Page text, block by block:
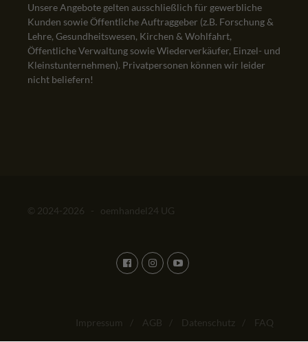
Unsere Angebote gelten ausschließlich für gewerbliche
Kunden sowie Öffentliche Auftraggeber (z.B. Forschung &
Lehre, Gesundheitswesen, Kirchen & Wohlfahrt,
Öffentliche Verwaltung sowie Wiederverkäufer, Einzel- und
Kleinstunternehmen). Privatpersonen können wir leider
nicht beliefern!
© 2024-2026 - oemhandel24 UG
Impressum / AGB / Datenschutz / FAQ